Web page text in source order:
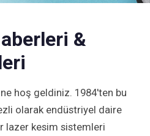
&
hoş geldiniz. 1984'ten bu
olarak endüstriyel daire
lazer kesim sistemleri